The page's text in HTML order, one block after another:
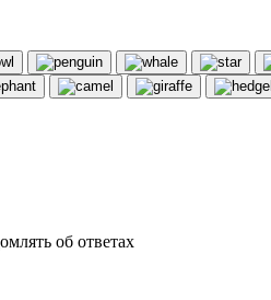
об ответах